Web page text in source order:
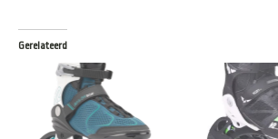
Gerelateerd